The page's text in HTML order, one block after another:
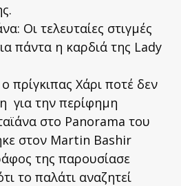
Οι τελευταίες στιγμές
πάντα η καρδιά της Lady
πρίγκιπας Χάρι ποτέ δεν
για την περίφημη
στο Panorama του
στον Μartin Βashir
της παρουσίασε
το παλάτι αναζητεί